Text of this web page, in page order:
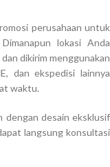
perusahaan untuk
lokasi Anda
dikirim menggunakan
dan ekspedisi lainnya
waktu.
dengan desain eksklusif
langsung konsultasi